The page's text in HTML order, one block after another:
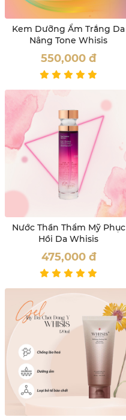
Kem Dưỡng Ẩm Trắng Da
Nâng Tone Whisis
550,000 đ
Nước Thần Thẩm Mỹ Phục
Hồi Da Whisis
475,000 đ